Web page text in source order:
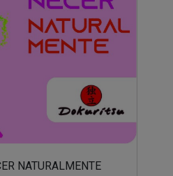
NATURALMENTE